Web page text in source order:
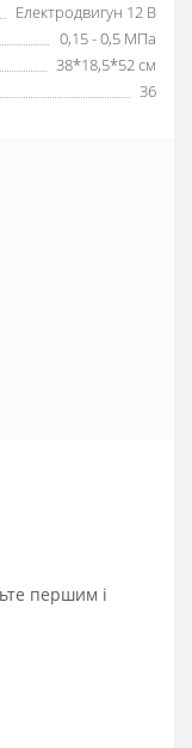
Електродвигун 12 В
0,15 - 0,5 МПа
38*18,5*52 см
36
першим і